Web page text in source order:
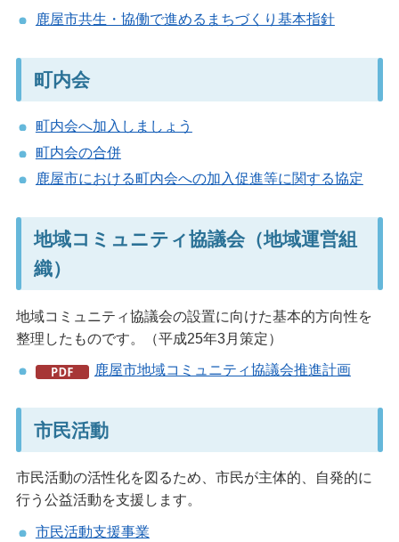
鹿屋市共生・協働で進めるまちづくり基本指針
町内会
町内会へ加入しましょう
町内会の合併
鹿屋市における町内会への加入促進等に関する協定
地域コミュニティ協議会（地域運営組
織）
地域コミュニティ協議会の設置に向けた基本的方向性を
整理したものです。（平成25年3月策定）
鹿屋市地域コミュニティ協議会推進計画
市民活動
市民活動の活性化を図るため、市民が主体的、自発的に
行う公益活動を支援します。
市民活動支援事業